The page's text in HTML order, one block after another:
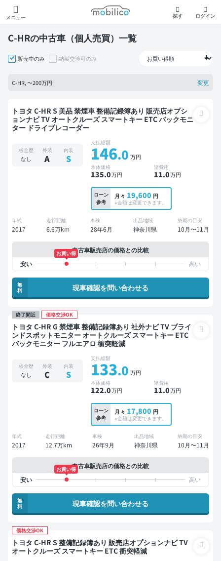
メニュー
モビリコ
探す ログイン
C-HRの中古車（個人売買）一覧
販売中のみ 納期交渉可のみ
C-HR, 〜200万円 変更
トヨタ C-HR S 美品 禁煙車 整備記録簿あり 販売店オプシ
ョンナビ TV オートクルーズ スマートキー ETC バックモニ
ター ドライブレコーダー
板金歴
なし
外装
A
内装
S
支払総額
146.0 万円
本体価格
135.0万円
諸費用
11.0万円
ローン
参考
月々 19,600 円
※金額は変更できます。
年式
2017
走行距離
6.6万km
車検
28年6月
出品地域
神奈川県
納期の目安
10月〜11月
中古車販売店の価格との比較
お買い得
無
料
現車確認を問い合わせる
終了間近 価格交渉OK
トヨタ C-HR G 禁煙車 整備記録簿あり 社外ナビ TV ブライ
ンドスポットモニター オートクルーズ スマートキー ETC
バックモニター フルエアロ 衝突軽減
板金歴
なし
外装
C
内装
S
支払総額
133.0 万円
本体価格
122.0万円
諸費用
11.0万円
ローン
参考
月々 17,800 円
※金額は変更できます。
年式
2017
走行距離
12.7万km
車検
26年9月
出品地域
神奈川県
納期の目安
10月〜11月
中古車販売店の価格との比較
お買い得
無
料
現車確認を問い合わせる
価格交渉OK
トヨタ C-HR S 整備記録簿あり 販売店オプションナビ TV
オートクルーズ スマートキー ETC 衝突軽減